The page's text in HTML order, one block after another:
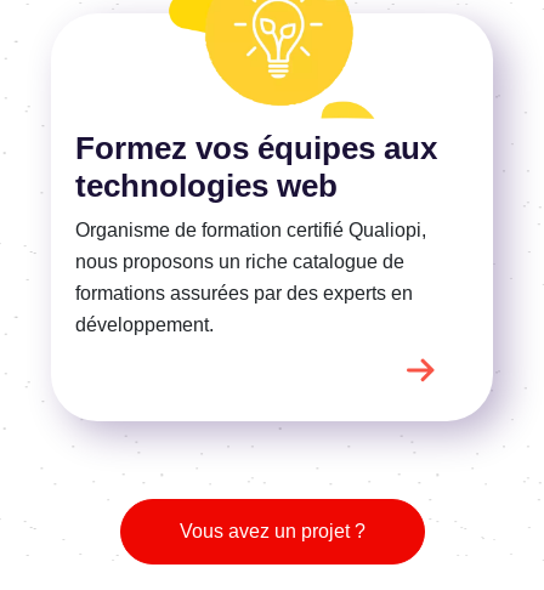
Formez vos équipes aux
technologies web
Organisme de formation certifié Qualiopi,
nous proposons un riche catalogue de
formations assurées par des experts en
développement.
En savoir plus
Vous avez un projet ?